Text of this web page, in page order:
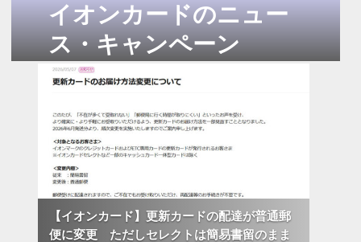
イオンカードのニュー
ス・キャンペーン
【イオンカード】更新カードの配達が普通郵
便に変更 ただしセレクトは簡易書留のまま